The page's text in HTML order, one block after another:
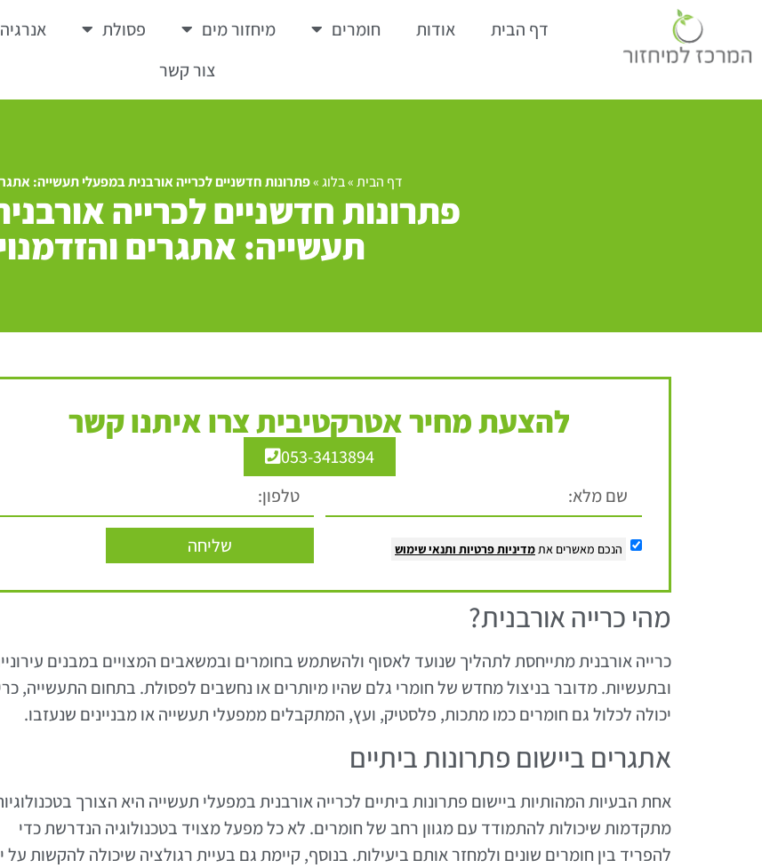
דף הבית אודות חומרים מיחזור מים פסולת
צור קשר
דף הבית»בלוג»פתרונות חדשניים לכרייה אורבנית במפעלי תעשייה:
פתרונות חדשניים לכרייה
תעשייה: אתגרים
להצעת מחיר אטרקטיבית צרו איתנו קשר
053-3413894
הנכם מאשרים אתמדיניות פרטיות ותנאי שימוש שליחה
מהי כרייה אורבנית?
כרייה אורבנית מתייחסת לתהליך שנועד לאסוף ולהשתמש בחומרים ובמשאבים המצויים במבנים
ובתעשיות. מדובר בניצול מחדש של חומרי גלם שהיו מיותרים או נחשבים לפסולת. בתחום התעשייה,
יכולה לכלול גם חומרים כמו מתכות, פלסטיק, ועץ, המתקבלים ממפעלי תעשייה או מבניינים שנעזבו.
אתגרים ביישום פתרונות ביתיים
אחת הבעיות המהותיות ביישום פתרונות ביתיים לכרייה אורבנית במפעלי תעשייה היא הצורך
מתקדמות שיכולות להתמודד עם מגוון רחב של חומרים. לא כל מפעל מצויד בטכנולוגיה הנדרשת כדי
להפריד בין חומרים שונים ולמחזר אותם ביעילות. בנוסף, קיימת גם בעיית רגולציה שיכולה להקשות על